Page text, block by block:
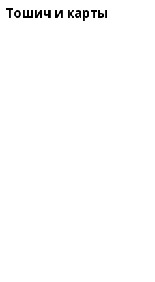
Тошич и карты